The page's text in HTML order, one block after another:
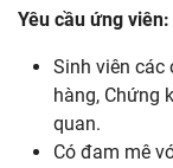
Yêu cầu ứng viên:
Sinh viên các
hàng, Chứng
quan.
Có đam mê